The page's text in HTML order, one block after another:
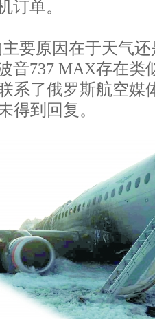
订单。
要原因在于天气
音737 MAX存在类
系了俄罗斯航空媒
得到回复。